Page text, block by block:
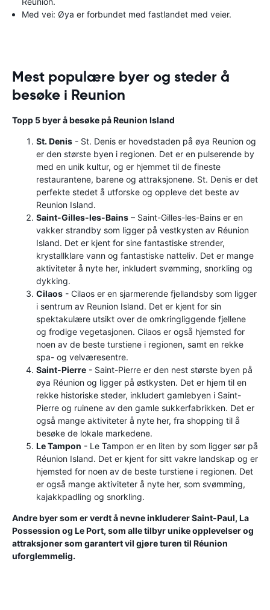
Med vei: Øya er forbundet med fastlandet med veier.
Mest populære byer og steder å
besøke i Reunion
Topp 5 byer å besøke på Reunion Island
St. Denis - St. Denis er hovedstaden på øya Reunion og
er den største byen i regionen. Det er en pulserende by
med en unik kultur, og er hjemmet til de fineste
restaurantene, barene og attraksjonene. St. Denis er det
perfekte stedet å utforske og oppleve det beste av
Reunion Island.
Saint-Gilles-les-Bains – Saint-Gilles-les-Bains er en
vakker strandby som ligger på vestkysten av Réunion
Island. Det er kjent for sine fantastiske strender,
krystallklare vann og fantastiske natteliv. Det er mange
aktiviteter å nyte her, inkludert svømming, snorkling og
dykking.
Cilaos - Cilaos er en sjarmerende fjellandsby som ligger
i sentrum av Reunion Island. Det er kjent for sin
spektakulære utsikt over de omkringliggende fjellene
og frodige vegetasjonen. Cilaos er også hjemsted for
noen av de beste turstiene i regionen, samt en rekke
spa- og velværesentre.
Saint-Pierre - Saint-Pierre er den nest største byen på
øya Réunion og ligger på østkysten. Det er hjem til en
rekke historiske steder, inkludert gamlebyen i Saint-
Pierre og ruinene av den gamle sukkerfabrikken. Det er
også mange aktiviteter å nyte her, fra shopping til å
besøke de lokale markedene.
Le Tampon - Le Tampon er en liten by som ligger sør på
Réunion Island. Det er kjent for sitt vakre landskap og er
hjemsted for noen av de beste turstiene i regionen. Det
er også mange aktiviteter å nyte her, som svømming,
kajakkpadling og snorkling.
Andre byer som er verdt å nevne inkluderer Saint-Paul, La
Possession og Le Port, som alle tilbyr unike opplevelser og
attraksjoner som garantert vil gjøre turen til Réunion
uforglemmelig.